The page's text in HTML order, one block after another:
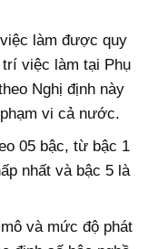
làm được quy
việc làm tại Phụ
Nghị định này
vi cả nước.
05 bậc, từ bậc 1
nhất và bậc 5 là
và mức độ phát